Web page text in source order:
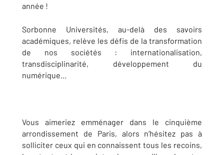
année !
Sorbonne Universités, au-delà des savoirs
académiques, relève les défis de la transformation
de nos sociétés : internationalisation,
transdisciplinarité, développement du
numérique...
Vous aimeriez emménager dans le cinquième
arrondissement de Paris, alors n’hésitez pas à
solliciter ceux qui en connaissent tous les recoins,